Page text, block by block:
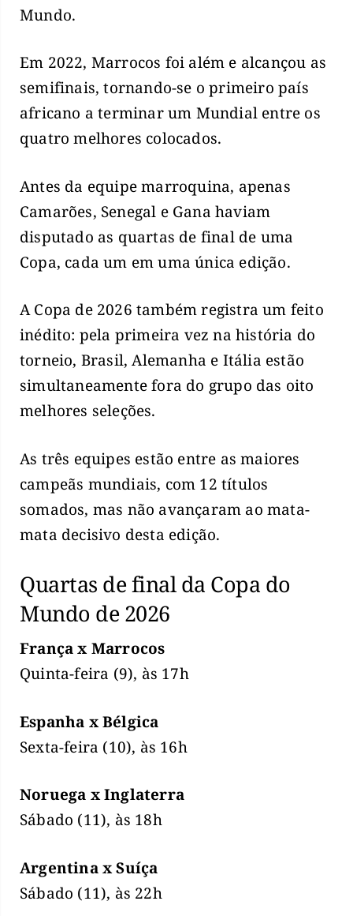
Mundo.
Em 2022, Marrocos foi além e alcançou as
semifinais, tornando-se o primeiro país
africano a terminar um Mundial entre os
quatro melhores colocados.
Antes da equipe marroquina, apenas
Camarões, Senegal e Gana haviam
disputado as quartas de final de uma
Copa, cada um em uma única edição.
A Copa de 2026 também registra um feito
inédito: pela primeira vez na história do
torneio, Brasil, Alemanha e Itália estão
simultaneamente fora do grupo das oito
melhores seleções.
As três equipes estão entre as maiores
campeãs mundiais, com 12 títulos
somados, mas não avançaram ao mata-
mata decisivo desta edição.
Quartas de final da Copa do
Mundo de 2026
França x Marrocos
Quinta-feira (9), às 17h
Espanha x Bélgica
Sexta-feira (10), às 16h
Noruega x Inglaterra
Sábado (11), às 18h
Argentina x Suíça
Sábado (11), às 22h